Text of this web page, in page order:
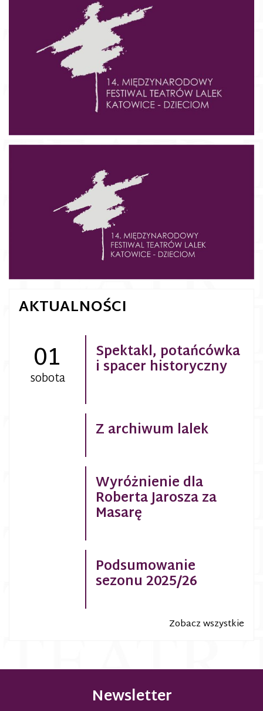
AKTUALNOŚCI
01
sobota
Spektakl, potańcówka
i spacer historyczny
Z archiwum lalek
Wyróżnienie dla
Roberta Jarosza za
Masarę
Podsumowanie
sezonu 2025/26
Zobacz wszystkie
Newsletter